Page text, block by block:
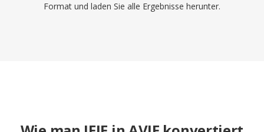
Format und laden Sie alle Ergebnisse herunter.